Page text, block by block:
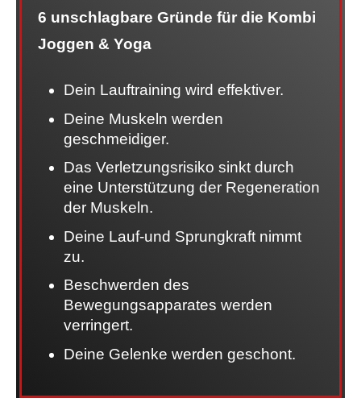
6 unschlagbare Gründe für die Kombi
Joggen & Yoga
Dein Lauftraining wird effektiver.
Deine Muskeln werden
geschmeidiger.
Das Verletzungsrisiko sinkt durch
eine Unterstützung der Regeneration
der Muskeln.
Deine Lauf-und Sprungkraft nimmt
zu.
Beschwerden des
Bewegungsapparates werden
verringert.
Deine Gelenke werden geschont.